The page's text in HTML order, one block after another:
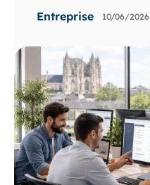
Entreprise 10/06/2026